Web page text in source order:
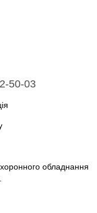
50-03
обладнання